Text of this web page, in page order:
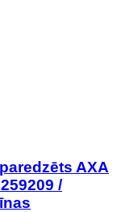
AXA
/